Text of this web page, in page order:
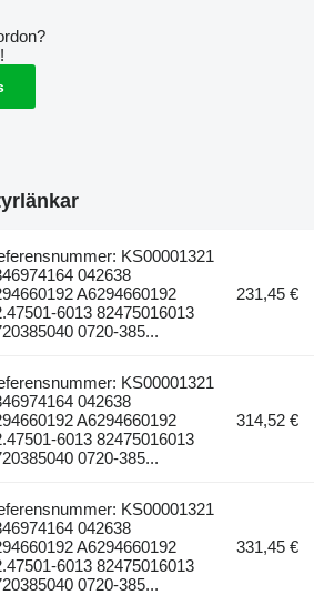
KS00001321
042638
A6294660192
6013 82475016013
0720-385...
231,45 €
KS00001321
042638
A6294660192
6013 82475016013
0720-385...
314,52 €
KS00001321
042638
A6294660192
6013 82475016013
0720-385...
331,45 €